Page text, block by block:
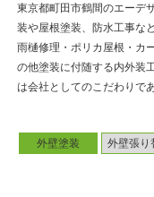
外壁塗装 外壁張り
東京都町田市鶴間のエーデ
装や屋根塗装、防水工事な
雨樋修理・ポリカ屋根・カ
の他塗装に付随する内外装
は会社としてのこだわりで